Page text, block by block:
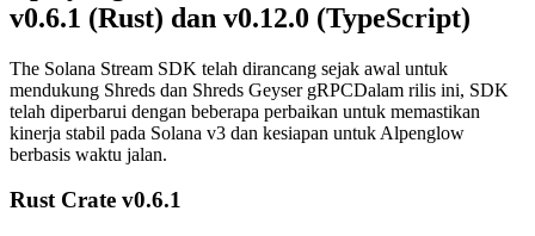
v0.6.1 (Rust) dan v0.12.0 (TypeScript)
The Solana Stream SDK telah dirancang sejak awal untuk
mendukung Shreds dan Shreds Geyser gRPCDalam rilis ini, SDK
telah diperbarui dengan beberapa perbaikan untuk memastikan
kinerja stabil pada Solana v3 dan kesiapan untuk Alpenglow
berbasis waktu jalan.
Rust Crate v0.6.1